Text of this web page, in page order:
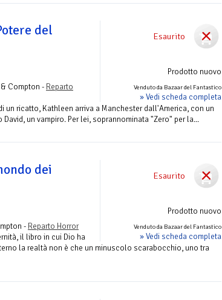
Esaurito
Prodotto nuovo
Venduto da Bazaar del Fantastico
» Vedi scheda completa
del
Compton - Reparto
ricatto, Kathleen arriva a Manchester dall'America, con un
un vampiro. Per lei, soprannominata "Zero" per la...
Esaurito
Prodotto nuovo
Venduto da Bazaar del Fantastico
» Vedi scheda completa
dei
- Reparto Horror
il libro in cui Dio ha
la realtà non è che un minuscolo scarabocchio, uno tra